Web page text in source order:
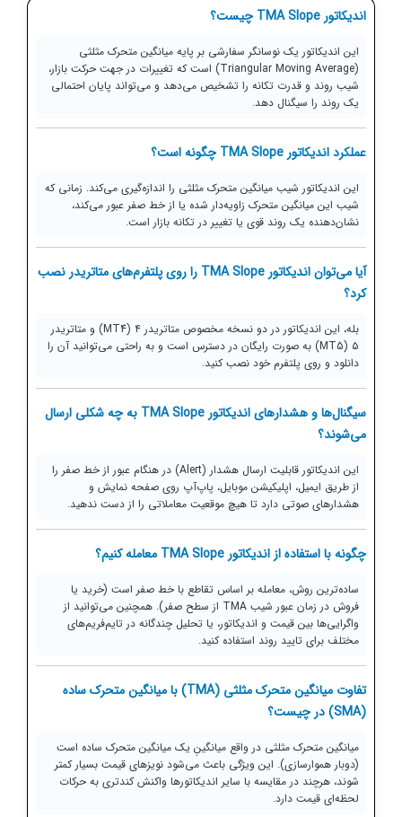
اندیکاتور TMA Slope چیست؟
این اندیکاتور یک نوسانگر سفارشی بر پایه میانگین متحرک مثلثی
(Triangular Moving Average) است که تغییرات در جهت حرکت بازار،
شیب روند و قدرت تکانه را تشخیص می‌دهد و می‌تواند پایان احتمالی
یک روند را سیگنال دهد.
عملکرد اندیکاتور TMA Slope چگونه است؟
این اندیکاتور شیب میانگین متحرک مثلثی را اندازه‌گیری می‌کند. زمانی که
شیب این میانگین متحرک زاویه‌دار شده یا از خط صفر عبور می‌کند،
نشان‌دهنده یک روند قوی یا تغییر در تکانه بازار است.
آیا می‌توان اندیکاتور TMA Slope را روی پلتفرم‌های متاتریدر نصب
کرد؟
بله، این اندیکاتور در دو نسخه مخصوص متاتریدر ۴ (MT4) و متاتریدر
۵ (MT5) به صورت رایگان در دسترس است و به راحتی می‌توانید آن را
دانلود و روی پلتفرم خود نصب کنید.
سیگنال‌ها و هشدارهای اندیکاتور TMA Slope به چه شکلی ارسال
می‌شوند؟
این اندیکاتور قابلیت ارسال هشدار (Alert) در هنگام عبور از خط صفر را
از طریق ایمیل، اپلیکیشن موبایل، پاپ‌آپ روی صفحه نمایش و
هشدارهای صوتی دارد تا هیچ موقعیت معاملاتی را از دست ندهید.
چگونه با استفاده از اندیکاتور TMA Slope معامله کنیم؟
ساده‌ترین روش، معامله بر اساس تقاطع با خط صفر است (خرید یا
فروش در زمان عبور شیب TMA از سطح صفر). همچنین می‌توانید از
واگرایی‌ها بین قیمت و اندیکاتور، یا تحلیل چندگانه در تایم‌فریم‌های
مختلف برای تایید روند استفاده کنید.
تفاوت میانگین متحرک مثلثی (TMA) با میانگین متحرک ساده
(SMA) در چیست؟
میانگین متحرک مثلثی در واقع میانگینِ یک میانگین متحرک ساده است
(دوبار هموارسازی). این ویژگی باعث می‌شود نویزهای قیمت بسیار کمتر
شوند، هرچند در مقایسه با سایر اندیکاتورها واکنش کندتری به حرکات
لحظه‌ای قیمت دارد.